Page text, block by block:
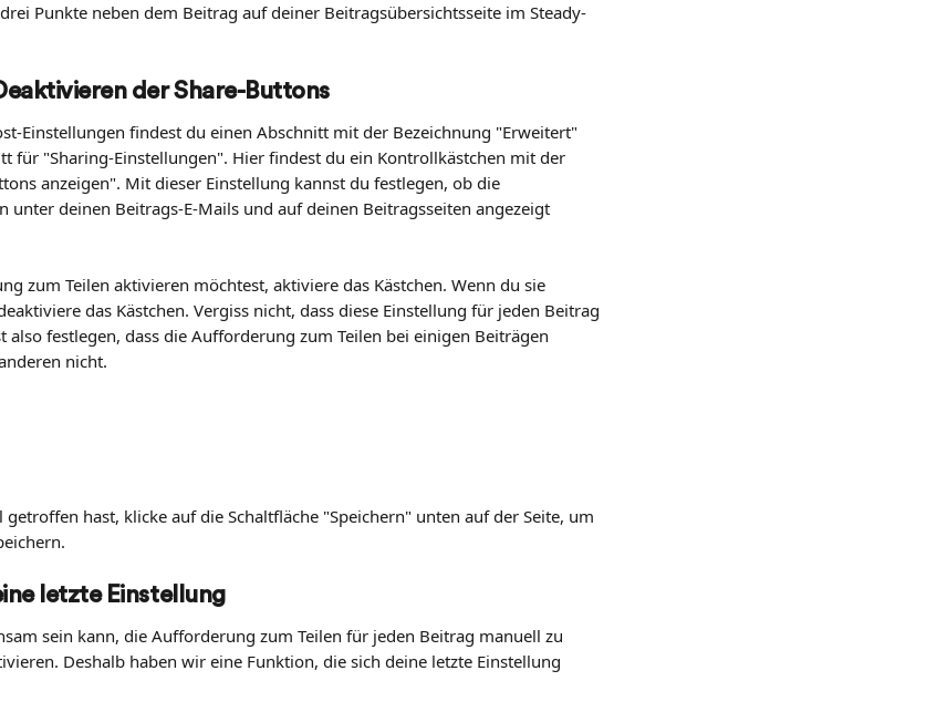
Punkte neben dem Beitrag auf deiner Beitragsübersichtsseite im Steady-
der Share-Buttons
Einstellungen findest du einen Abschnitt mit der Bezeichnung "Erweitert"
für "Sharing-Einstellungen". Hier findest du ein Kontrollkästchen mit der
anzeigen". Mit dieser Einstellung kannst du festlegen, ob die
unter deinen Beitrags-E-Mails und auf deinen Beitragsseiten angezeigt
zum Teilen aktivieren möchtest, aktiviere das Kästchen. Wenn du sie
das Kästchen. Vergiss nicht, dass diese Einstellung für jeden Beitrag
also festlegen, dass die Aufforderung zum Teilen bei einigen Beiträgen
nicht.
hast, klicke auf die Schaltfläche "Speichern" unten auf der Seite, um
letzte Einstellung
sein kann, die Aufforderung zum Teilen für jeden Beitrag manuell zu
Deshalb haben wir eine Funktion, die sich deine letzte Einstellung